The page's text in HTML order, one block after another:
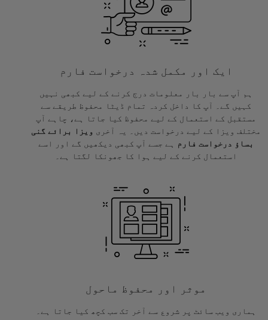
ایک اور مکمل شدہ درخواست فارم
ہم آپ سے بار بار معلومات درج کرنے کے لیے کبھی نہیں
کہیں گے۔ آپ کا داخل کردہ تمام ڈیٹا محفوظ طریقے سے
مستقبل کے استعمال کے لیے محفوظ کیا جاتا ہے، چاہے آپ
مختلف ویزا کے لیے درخواست دیں۔ یہ آخری ویزا برائے گنی
بساؤ درخواست فارم
ہے جسے آپ کبھی دیکھیں گے اور اسے
استعمال کرنے کے لیے ہوا کا جھونکا لگتا ہے۔
موثر اور محفوظ ماحول
ہماری ویب سائٹ پر شروع سے آخر تک سب کچھ کیا جاتا ہے۔